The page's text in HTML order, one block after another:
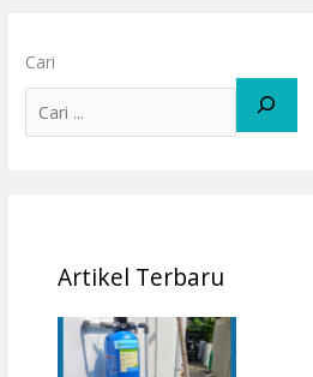
Cari
Artikel Terbaru